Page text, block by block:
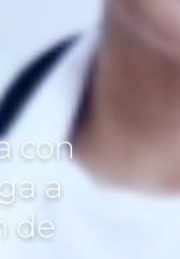
con
a
de